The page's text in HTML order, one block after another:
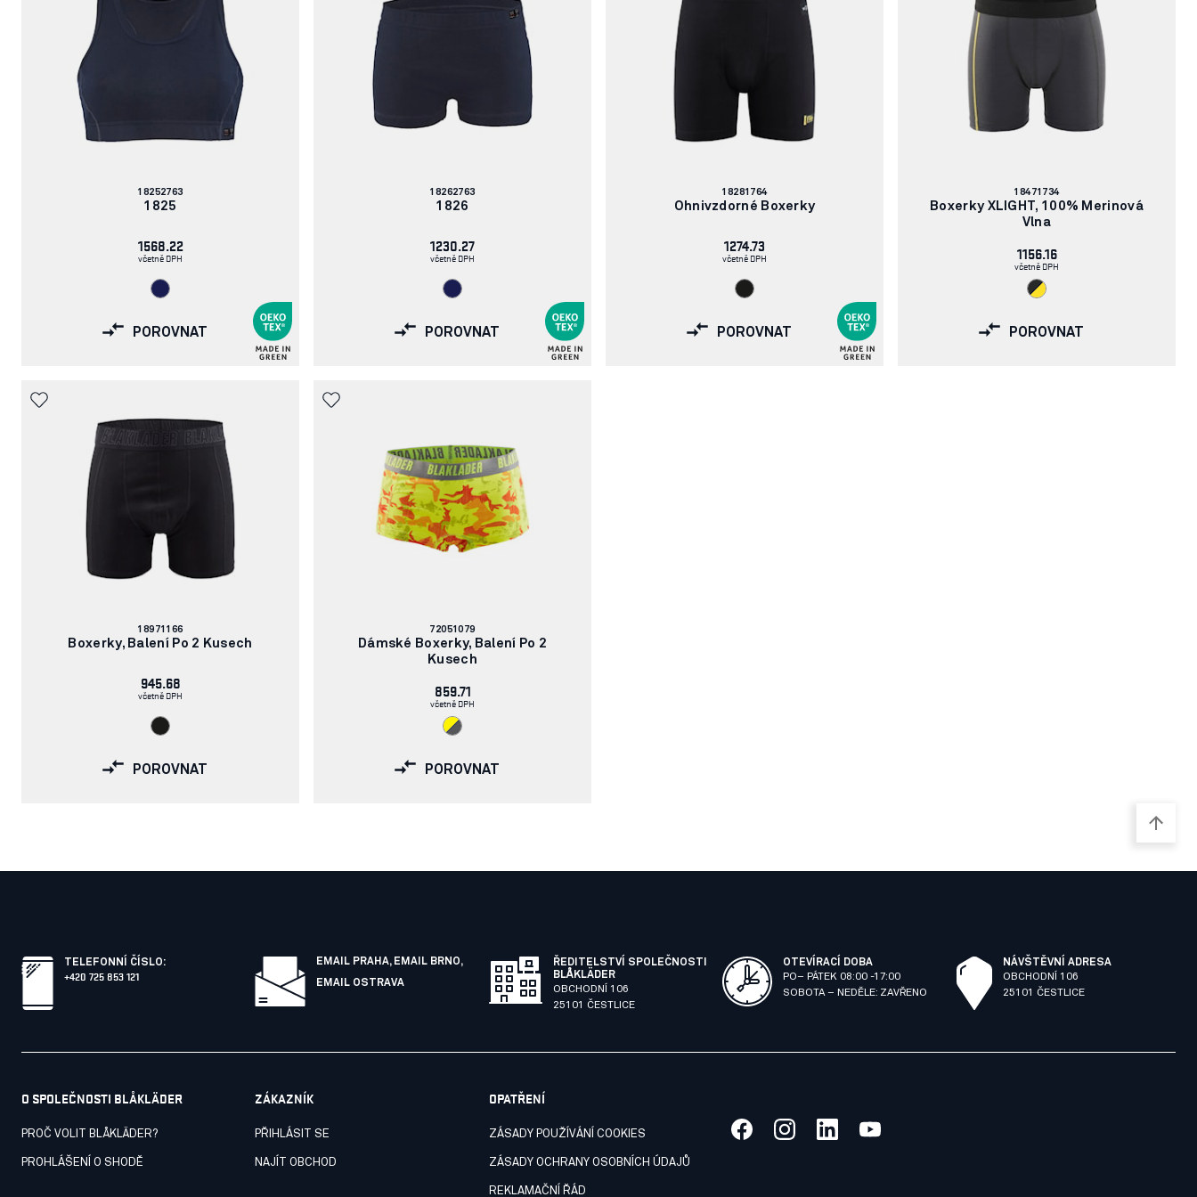
Číslo
článku:
18252763
1825
1568.22
včetně DPH
POROVNAT
Číslo
článku:
18262763
1826
1230.27
včetně DPH
POROVNAT
Číslo
článku:
18281764
Ohnivzdorné Boxerky
1274.73
včetně DPH
POROVNAT
Číslo
článku:
18471734
Boxerky XLIGHT, 100% Merinová
Vlna
1156.16
včetně DPH
POROVNAT
Číslo
článku:
18971166
Boxerky, Balení Po 2 Kusech
945.68
včetně DPH
POROVNAT
Číslo
článku:
72051079
Dámské Boxerky, Balení Po 2
Kusech
859.71
včetně DPH
POROVNAT
TELEFONNÍ ČÍSLO:
+420 725 853 121
EMAIL PRAHA, EMAIL BRNO,
EMAIL OSTRAVA
ŘEDITELSTVÍ SPOLEČNOSTI
BLÅKLÄDER
OBCHODNÍ 106
25101 ČESTLICE
OTEVÍRACÍ DOBA
PO– PÁTEK 08:00 -17:00
SOBOTA – NEDĚLE: ZAVŘENO
NÁVŠTĚVNÍ ADRESA
OBCHODNÍ 106
25101 ČESTLICE
O SPOLEČNOSTI BLÅKLÄDER
PROČ VOLIT BLÅKLÄDER?
PROHLÁŠENÍ O SHODĚ
ZÁKAZNÍK
PŘIHLÁSIT SE
NAJÍT OBCHOD
OPATŘENÍ
ZÁSADY POUŽÍVÁNÍ COOKIES
ZÁSADY OCHRANY OSOBNÍCH ÚDAJŮ
REKLAMAČNÍ ŘÁD